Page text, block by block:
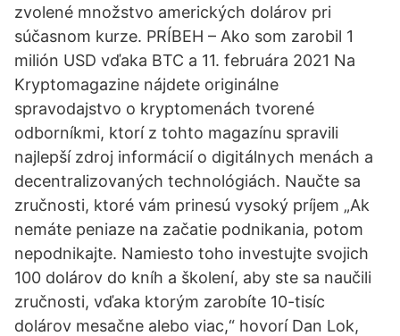
zvolené množstvo amerických dolárov pri
súčasnom kurze. PRÍBEH – Ako som zarobil 1
milión USD vďaka BTC a 11. februára 2021 Na
Kryptomagazine nájdete originálne
spravodajstvo o kryptomenách tvorené
odborníkmi, ktorí z tohto magazínu spravili
najlepší zdroj informácií o digitálnych menách a
decentralizovaných technológiách. Naučte sa
zručnosti, ktoré vám prinesú vysoký príjem „Ak
nemáte peniaze na začatie podnikania, potom
nepodnikajte. Namiesto toho investujte svojich
100 dolárov do kníh a školení, aby ste sa naučili
zručnosti, vďaka ktorým zarobíte 10-tisíc
dolárov mesačne alebo viac,“ hovorí Dan Lok,